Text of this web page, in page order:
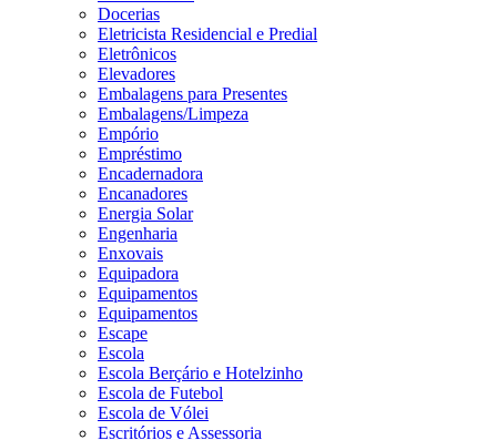
Docerias
Eletricista Residencial e Predial
Eletrônicos
Elevadores
Embalagens para Presentes
Embalagens/Limpeza
Empório
Empréstimo
Encadernadora
Encanadores
Energia Solar
Engenharia
Enxovais
Equipadora
Equipamentos
Equipamentos
Escape
Escola
Escola Berçário e Hotelzinho
Escola de Futebol
Escola de Vólei
Escritórios e Assessoria